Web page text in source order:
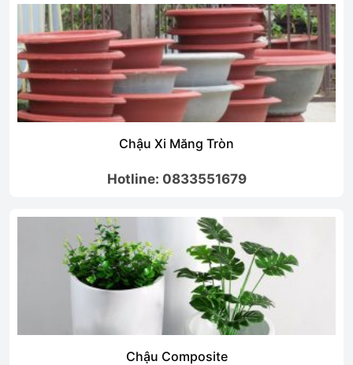
Chậu Xi Măng Tròn
Hotline: 0833551679
Chậu Composite